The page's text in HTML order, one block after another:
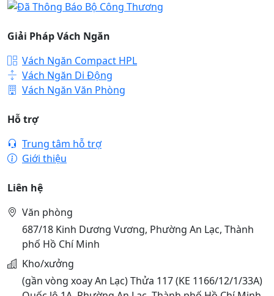
Giải Pháp Vách Ngăn
Vách Ngăn Compact HPL
Vách Ngăn Di Động
Vách Ngăn Văn Phòng
Hỗ trợ
Trung tâm hỗ trợ
Giới thiệu
Liên hệ
Văn phòng
687/18 Kinh Dương Vương, Phường An Lạc, Thành
phố Hồ Chí Minh
Kho/xưởng
(gần vòng xoay An Lạc) Thửa 117 (KE 1166/12/1/33A)